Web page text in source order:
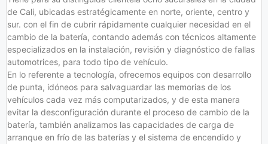
de Cali, ubicadas estratégicamente en norte, oriente, centro y
sur. con el fin de cubrir rápidamente cualquier necesidad en el
cambio de la batería, contando además con técnicos altamente
especializados en la instalación, revisión y diagnóstico de fallas
automotrices, para todo tipo de vehículo.
En lo referente a tecnología, ofrecemos equipos con desarrollo
de punta, idóneos para salvaguardar las memorias de los
vehículos cada vez más computarizados, y de esta manera
evitar la desconfiguración durante el proceso de cambio de la
batería, también analizamos las capacidades de carga de
arranque en frío de las baterías y el sistema de encendido y